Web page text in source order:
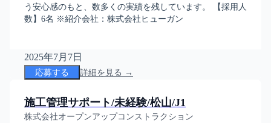
う安心感のもと、数多くの実績を残しています。 【採用人
数】6名 ※紹介会社：株式会社ヒューガン
2025年7月7日
応募する 詳細を見る →
施工管理サポート/未経験/松山/J1
株式会社オープンアップコンストラクション